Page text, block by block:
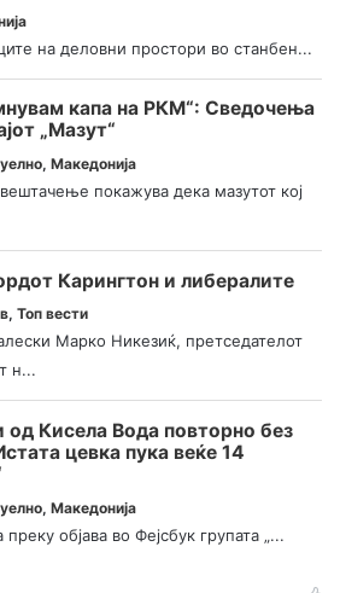
на деловни простори во станбен...
капа на РКМ“: Сведочења
„Мазут“
, Македонија
покажува дека мазутот кој
Карингтон и либералите
, Топ вести
Марко Никезиќ, претседателот
н...
Кисела Вода повторно без
цевка пука веќе 14
, Македонија
објава во Фејсбук групата „...